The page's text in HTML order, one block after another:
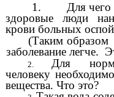
1.
Для
здоровые люди
крови больных
(Таким
заболевание легче.
Для
человеку
вещества. Что это?